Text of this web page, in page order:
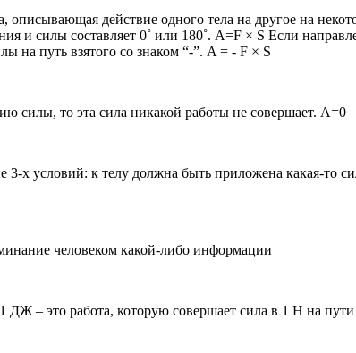
описывающая действие одного тела на другое на
и силы составляет 0˚ или 180˚. A=F × S Если
на путь взятого со знаком “-”. A = - F × S
силы, то эта сила никакой работы не совершает. A=0
х условий: к телу должна быть приложена какая-то
человеком какой-либо информации
– это работа, которую совершает сила в 1 Н на